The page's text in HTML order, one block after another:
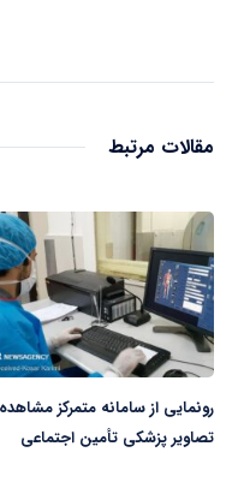
مقالات مرتبط
رونمایی از سامانه متمرکز مشاهده
تصاویر پزشکی تأمین اجتماعی